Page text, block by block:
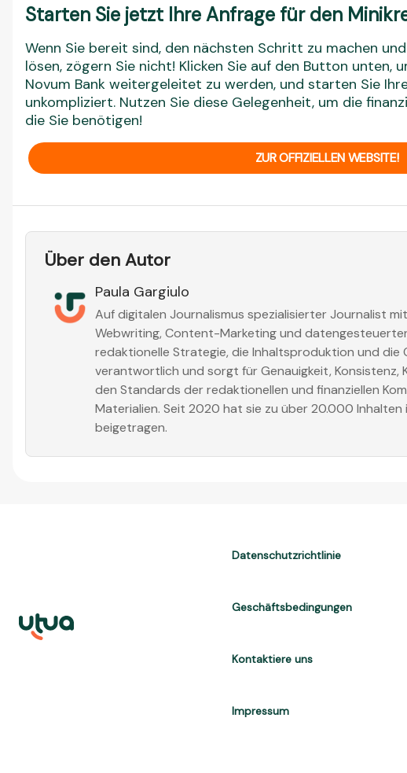
Starten Sie jetzt Ihre Anfrage für den
Wenn Sie bereit sind, den nächsten Schritt zu machen
lösen, zögern Sie nicht! Klicken Sie auf den Button unten,
Novum Bank weitergeleitet zu werden, und starten Sie
unkompliziert. Nutzen Sie diese Gelegenheit, um die
die Sie benötigen!
ZUR OFFIZIELLEN WEBSITE!
Über den Autor
Paula Gargiulo
Auf digitalen Journalismus spezialisierter Journalist mit
Webwriting, Content-Marketing und
redaktionelle Strategie, die Inhaltsproduktion und die
verantwortlich und sorgt für Genauigkeit, Konsistenz,
den Standards der redaktionellen und finanziellen
Materialien. Seit 2020 hat sie zu über 20.000 Inhalten
beigetragen.
Datenschutzrichtlinie
Geschäftsbedingungen
Kontaktiere uns
Impressum